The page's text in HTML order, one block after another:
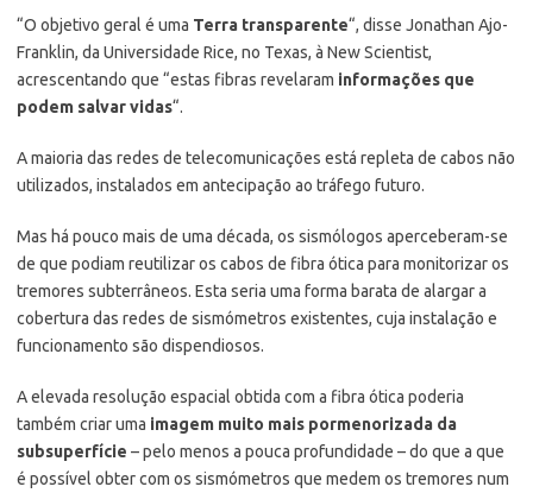
“O objetivo geral é uma Terra transparente“, disse Jonathan Ajo-
Franklin, da Universidade Rice, no Texas, à New Scientist,
acrescentando que “estas fibras revelaram informações que
podem salvar vidas“.
A maioria das redes de telecomunicações está repleta de cabos não
utilizados, instalados em antecipação ao tráfego futuro.
Mas há pouco mais de uma década, os sismólogos aperceberam-se
de que podiam reutilizar os cabos de fibra ótica para monitorizar os
tremores subterrâneos. Esta seria uma forma barata de alargar a
cobertura das redes de sismómetros existentes, cuja instalação e
funcionamento são dispendiosos.
A elevada resolução espacial obtida com a fibra ótica poderia
também criar uma imagem muito mais pormenorizada da
subsuperfície – pelo menos a pouca profundidade – do que a que
é possível obter com os sismómetros que medem os tremores num